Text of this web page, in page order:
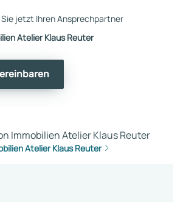
Sie jetzt Ihren Ansprechpartner
Atelier Klaus Reuter
Immobilien Atelier Klaus Reuter
Atelier Klaus Reuter